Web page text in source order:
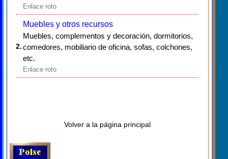
Enlace roto
2.
Muebles y otros recursos
Muebles, complementos y decoración, dormitorios,
comedores, mobiliario de oficina, sofas, colchones,
etc.
Enlace roto
Volver a la página principal